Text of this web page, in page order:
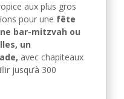
aux plus gros
pour une fête
bar-mitzvah ou
un
avec chapiteaux
jusqu’à 300